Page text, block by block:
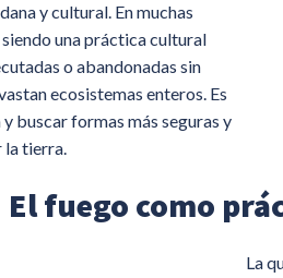
y cultural. En muchas
una práctica cultural
o abandonadas sin
ecosistemas enteros. Es
buscar formas más seguras y
la tierra.
El fuego como
La